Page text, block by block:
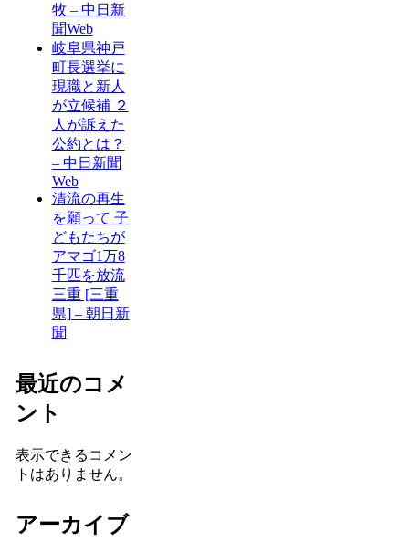
牧 – 中日新
聞Web
岐阜県神戸
町長選挙に
現職と新人
が立候補 ２
人が訴えた
公約とは？
– 中日新聞
Web
清流の再生
を願って 子
どもたちが
アマゴ1万8
千匹を放流
三重 [三重
県] – 朝日新
聞
最近のコメ
ント
表示できるコメン
トはありません。
アーカイブ